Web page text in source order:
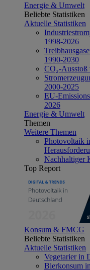
Energie & Umwelt
Beliebte Statistiken
Aktuelle Statistiken
1998-2026
1990-2030
CO₂-
2000-2025
EU-
2026
Energie & Umwelt
Themen
Weitere Themen
Photovoltaik
Nachhaltiger
Top Report
Konsum & FMCG
Beliebte Statistiken
Aktuelle Statistiken
Vegetarier in
Bierkonsum